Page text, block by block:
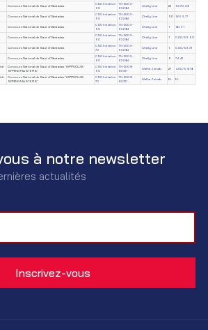
Concours National de Saut d'Obstacles
CSO Initiation
60
TN-2009-
63284
Chelly Lina 22 10/70.48
Concours National de Saut d'Obstacles
CSO Initiation
60
TN-2009-
63284
Chelly Lina 50 8/59.77
Concours National de Saut d'Obstacles
CSO Initiation
60
TN-2009-
63284
Chelly Lina 1 80.91
Concours National de Saut d'Obstacles
CSO Initiation
60
TN-2009-
63284
Chelly Lina 1 0.00/53.60
Concours National de Saut d'Obstacles
CSO Initiation
70
TN-2009-
63284
Chelly Lina 1 0.00/53.72
Concours National de Saut d'Obstacles
CSO Initiation
60
TN-2009-
63284
Chelly Lina 6 74.42
Concours National de Saut d'Obstacles "HIPPOCLUB
SPRING MASTERS"
CSO Initiation
60
TN-2008-
89721
Walha Zeineb 27 4.00/58.18
Concours National de Saut d'Obstacles "HIPPOCLUB
SPRING MASTERS"
CSO Initiation
70
TN-2008-
89721
Walha Zeineb EL EL
à notre newsletter
actualités